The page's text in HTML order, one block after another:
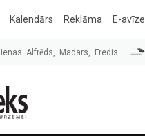
Kalendārs Reklāma E-avīze
Alfrēds, Madars, Fredis